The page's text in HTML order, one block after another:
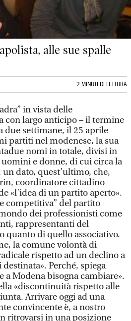
alle sue spalle
2 MINUTI DI LETTURA
in vista delle
con largo anticipo – il termine
settimane, il 25 aprile –
partiti nel modenese, la sua
nomi in totale, divisi in
e donne, di cui circa la
dato, quest’ultimo, che,
coordinatore cittadino
«l’idea di un partito aperto».
competitiva” del partito
dei professionisti come
rappresentanti del
quanto di quello associativo.
la comune volontà di
rispetto ad un declino a
Perché, spiega
a Modena bisogna cambiare».
«discontinuità rispetto alle
Arrivare oggi ad una
convincente è, a nostro
ritrovarsi in una posizione